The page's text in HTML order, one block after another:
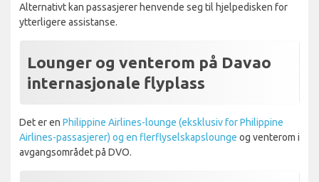
Alternativt kan passasjerer henvende seg til hjelpedisken for
ytterligere assistanse.
Lounger og venterom på Davao
internasjonale flyplass
Det er en Philippine Airlines-lounge (eksklusiv for Philippine
Airlines-passasjerer) og en flerflyselskapslounge og venterom i
avgangsområdet på DVO.